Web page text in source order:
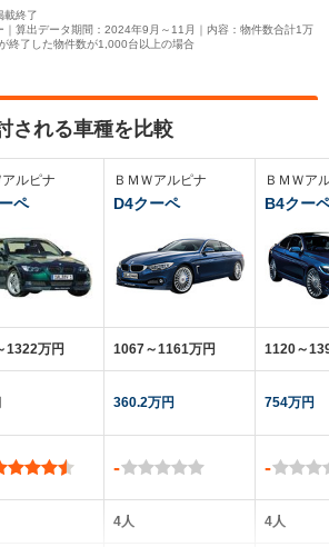
載終了
｜算出データ期間：2024年9月～11月｜内容：物件数合計1万
終了した物件数が1,000台以上の場合
される車種を比較
アルピナ
ペ
1322万円
ＢＭＷアルピナ
D4クーペ
1067～1161万円
360.2万円
-
4人
ＢＭＷア
B4クー
1120～
754万円
-
4人